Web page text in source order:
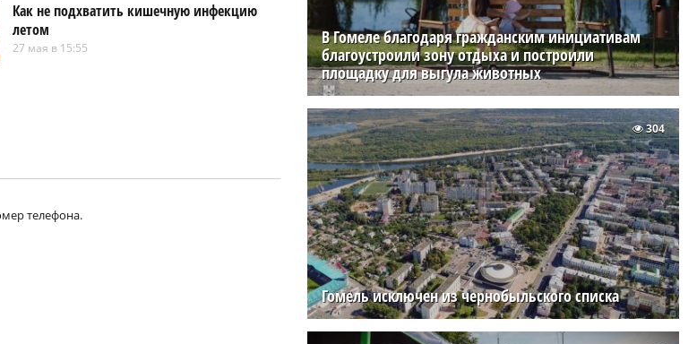
Как не подхватить кишечную инфекцию
летом
27 мая в 15:55
телефона.
В Гомеле благодаря гражданским инициативам
благоустроили зону отдыха и построили
площадку для выгула животных
Гомель исключен из чернобыльского списка
304